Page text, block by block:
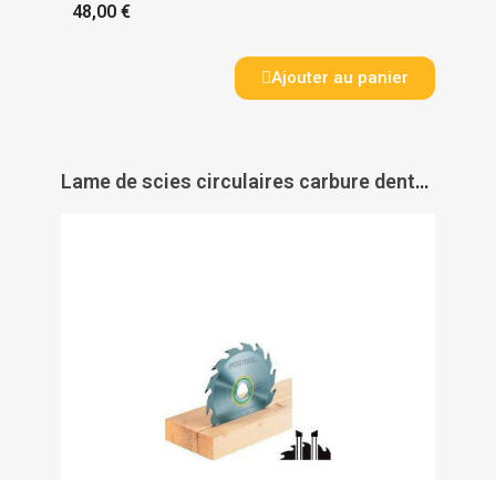
48,00 €
Ajouter au panier
Lame de scies circulaires carbure denture alternée pour débit Festool - FESTOOL